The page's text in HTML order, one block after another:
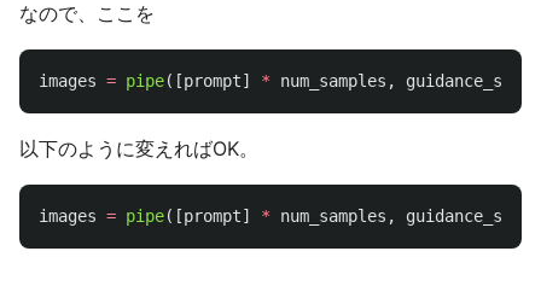
なので、ここを
images = pipe([prompt] * num_samples , guidance_scale
以下のように変えればOK。
images = pipe([prompt] * num_samples , guidance_scale